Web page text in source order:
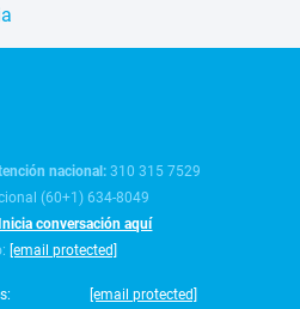
nacional:310 315 7529
(60+1) 634-8049
conversación aquí
[email protected]
[email protected]